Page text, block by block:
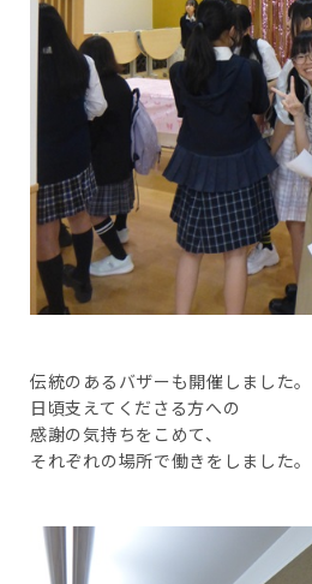
伝統のあるバザーも開催しました。
日頃支えてくださる方への
感謝の気持ちをこめて、
それぞれの場所で働きをしました。